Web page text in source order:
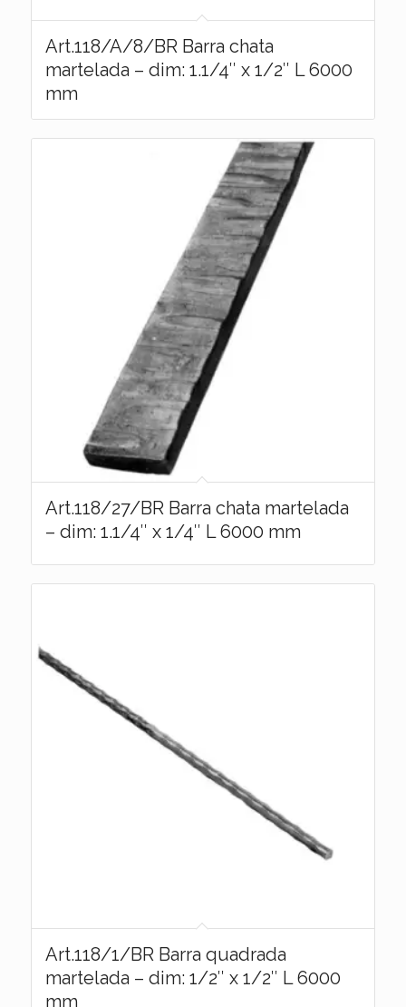
Art.118/A/8/BR Barra chata
martelada – dim: 1.1/4″ x 1/2″ L 6000
mm
Art.118/27/BR Barra chata martelada
– dim: 1.1/4″ x 1/4″ L 6000 mm
Art.118/1/BR Barra quadrada
martelada – dim: 1/2″ x 1/2″ L 6000
mm